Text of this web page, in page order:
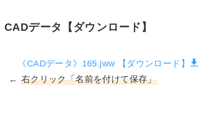
CADデータ【ダウンロード】
《CADデータ》165.jww 【ダウンロード】
← 右クリック「名前を付けて保存」